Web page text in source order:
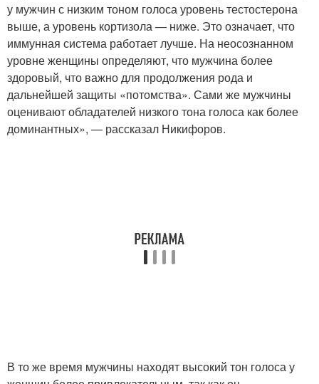
у мужчин с низким тоном голоса уровень тестостерона
выше, а уровень кортизола — ниже. Это означает, что
иммунная система работает лучше. На неосознанном
уровне женщины определяют, что мужчина более
здоровый, что важно для продолжения рода и
дальнейшей защиты «потомства». Сами же мужчины
оценивают обладателей низкого тона голоса как более
доминантных», — рассказал Никифоров.
В то же время мужчины находят высокий тон голоса у